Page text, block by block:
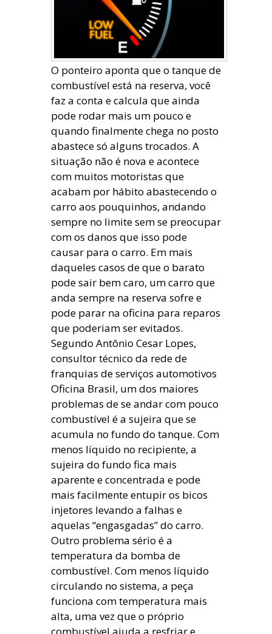
O ponteiro aponta que o tanque de
combustível está na reserva, você
faz a conta e calcula que ainda
pode rodar mais um pouco e
quando finalmente chega no posto
abastece só alguns trocados. A
situação não é nova e acontece
com muitos motoristas que
acabam por hábito abastecendo o
carro aos pouquinhos, andando
sempre no limite sem se preocupar
com os danos que isso pode
causar para o carro. Em mais
daqueles casos de que o barato
pode sair bem caro, um carro que
anda sempre na reserva sofre e
pode parar na oficina para reparos
que poderiam ser evitados.
Segundo Antônio Cesar Lopes,
consultor técnico da rede de
franquias de serviços automotivos
Oficina Brasil, um dos maiores
problemas de se andar com pouco
combustível é a sujeira que se
acumula no fundo do tanque. Com
menos líquido no recipiente, a
sujeira do fundo fica mais
aparente e concentrada e pode
mais facilmente entupir os bicos
injetores levando a falhas e
aquelas “engasgadas” do carro.
Outro problema sério é a
temperatura da bomba de
combustível. Com menos líquido
circulando no sistema, a peça
funciona com temperatura mais
alta, uma vez que o próprio